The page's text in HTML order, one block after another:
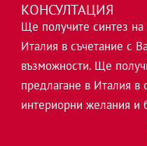
КОНСУЛТАЦИЯ
Ще получите синтез
Италия в съчетание с
възможности. Ще
предлагане в Италия в
интериорни желания и